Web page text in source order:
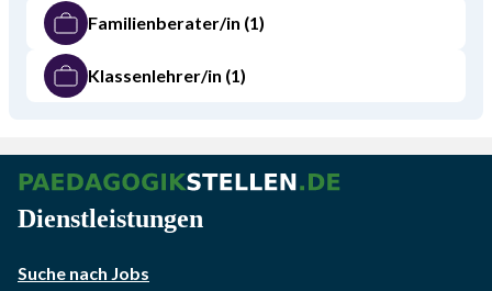
Familienberater/in (1)
Klassenlehrer/in (1)
Dienstleistungen
Suche nach Jobs